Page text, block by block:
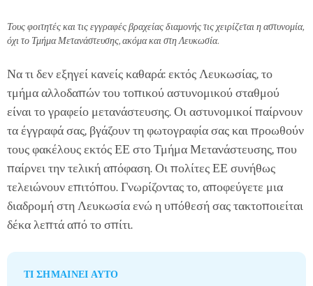
Τους φοιτητές και τις εγγραφές βραχείας διαμονής τις χειρίζεται η αστυνομία,
όχι το Τμήμα Μετανάστευσης, ακόμα και στη Λευκωσία.
Να τι δεν εξηγεί κανείς καθαρά: εκτός Λευκωσίας, το
τμήμα αλλοδαπών του τοπικού αστυνομικού σταθμού
είναι το γραφείο μετανάστευσης. Οι αστυνομικοί παίρνουν
τα έγγραφά σας, βγάζουν τη φωτογραφία σας και προωθούν
τους φακέλους εκτός ΕΕ στο Τμήμα Μετανάστευσης, που
παίρνει την τελική απόφαση. Οι πολίτες ΕΕ συνήθως
τελειώνουν επιτόπου. Γνωρίζοντας το, αποφεύγετε μια
διαδρομή στη Λευκωσία ενώ η υπόθεσή σας τακτοποιείται
δέκα λεπτά από το σπίτι.
ΤΙ ΣΗΜΑΊΝΕΙ ΑΥΤΌ